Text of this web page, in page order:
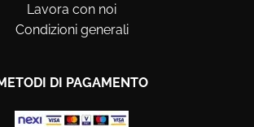
Lavora con noi
Condizioni generali
DI PAGAMENTO